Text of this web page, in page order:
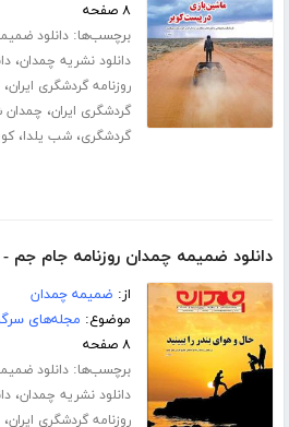
۸ صفحه
برچسب‌ها:دانلود
دانلود نشریه چمدان،
روزنامه گردشگری ایران،
گردشگری ایران، چمدان
گردشگری،شب یلدا،
دانلود ضمیمه چمدان روزنامه جام جم -
از: ضمیمه چمدان
موضوع: مجله‌های
۸ صفحه
برچسب‌ها:دانلود
دانلود نشریه چمدان،
روزنامه گردشگری ایران،